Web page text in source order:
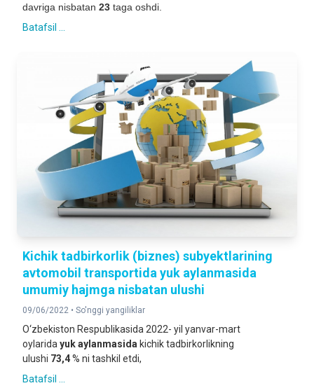
davriga nisbatan 23 taga oshdi.
Batafsil ...
Kichik tadbirkorlik (biznes) subyektlarining
avtomobil transportida yuk aylanmasida
umumiy hajmga nisbatan ulushi
09/06/2022 • So'nggi yangiliklar
O‘zbekiston Respublikasida 2022- yil yanvar-mart
oylarida yuk aylanmasida kichik tadbirkorlikning
ulushi 73,4% ni tashkil etdi,
Batafsil ...